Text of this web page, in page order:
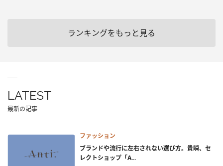
ランキングをもっと見る
LATEST
最新の記事
ファッション
ブランドや流行に左右されない選び方。貴瞬、セ
レクトショップ「A...